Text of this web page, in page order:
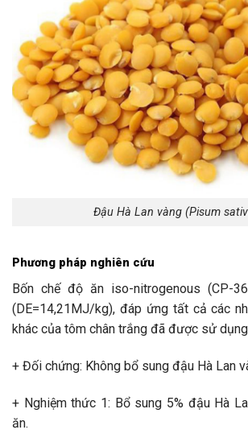
Đậu Hà Lan vàng (Pisum
Phương pháp nghiên cứu
Bốn chế độ ăn iso-nitrogenous (CP-
(DE=14,21MJ/kg), đáp ứng tất cả các
khác của tôm chân trắng đã được sử
+ Đối chứng: Không bổ sung đậu Hà Lan
+ Nghiệm thức 1: Bổ sung 5% đậu Hà
ăn.